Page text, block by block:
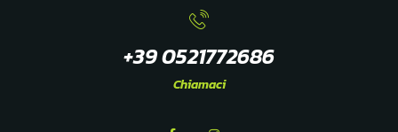
+39 0521772686
Chiamaci